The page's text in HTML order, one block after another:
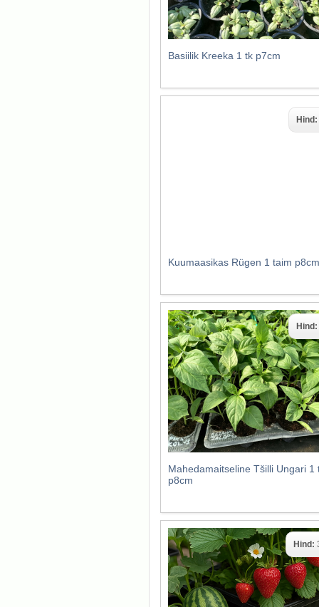
Basiilik Kreeka 1 tk p7cm
Kuumaasikas Rügen 1 taim p8cm
Hind:
Mahedamaitseline Tšilli Ungari 1
p8cm
Hind:
Hind: